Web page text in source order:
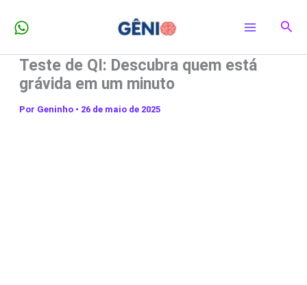
para
conteúdo
Teste de QI: Descubra quem está
grávida em um minuto
Por Geninho • 26 de maio de 2025